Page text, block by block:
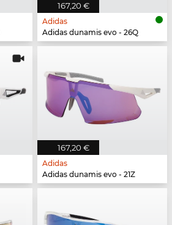
167,20 €
Adidas
Adidas dunamis evo - 26Q
167,20 €
Adidas
Adidas dunamis evo - 21Z